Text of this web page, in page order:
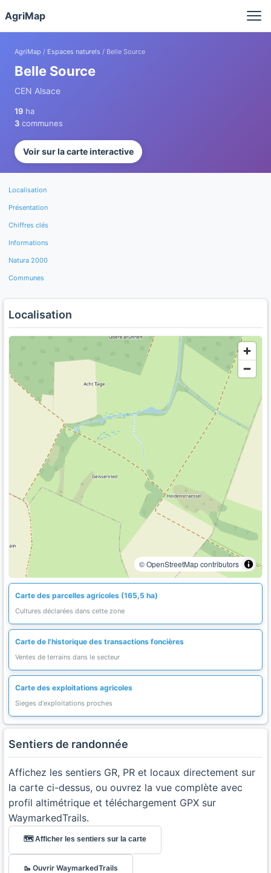
AgriMap
AgriMap / Espaces naturels / Belle Source
Belle Source
CEN Alsace
19 ha
3 communes
Voir sur la carte interactive
Localisation
Présentation
Chiffres clés
Informations
Natura 2000
Communes
Localisation
© OpenStreetMap contributors
Carte des parcelles agricoles (165,5 ha)
Cultures déclarées dans cette zone
Carte de l'historique des transactions foncières
Ventes de terrains dans le secteur
Carte des exploitations agricoles
Sieges d'exploitations proches
Sentiers de randonnée
Affichez les sentiers GR, PR et locaux directement sur
la carte ci-dessus, ou ouvrez la vue complète avec
profil altimétrique et téléchargement GPX sur
WaymarkedTrails.
🗺️ Afficher les sentiers sur la carte
🥾 Ouvrir WaymarkedTrails